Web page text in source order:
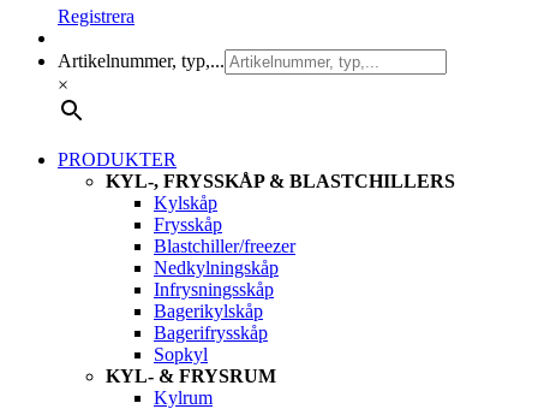
Registrera
Artikelnummer, typ,...
×
PRODUKTER
KYL-, FRYSSKÅP & BLASTCHILLERS
Kylskåp
Frysskåp
Blastchiller/freezer
Nedkylningskåp
Infrysningsskåp
Bagerikylskåp
Bagerifrysskåp
Sopkyl
KYL- & FRYSRUM
Kylrum